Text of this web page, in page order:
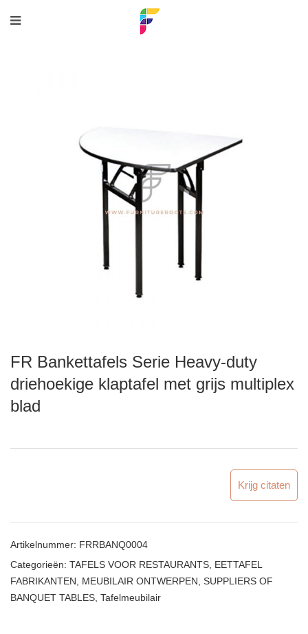
FR Bankettafels Serie Heavy-duty
driehoekige klaptafel met grijs multiplex
blad
Krijg citaten
Artikelnummer: FRRBANQ0004
Categorieën: TAFELS VOOR RESTAURANTS EETTAFEL
FABRIKANTEN
MEUBILAIR ONTWERPEN SUPPLIERS OF
BANQUET TABLES Tafelmeubilair